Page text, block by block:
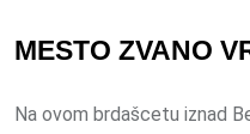
MESTO ZVANO
Na ovom brdašcetu iznad